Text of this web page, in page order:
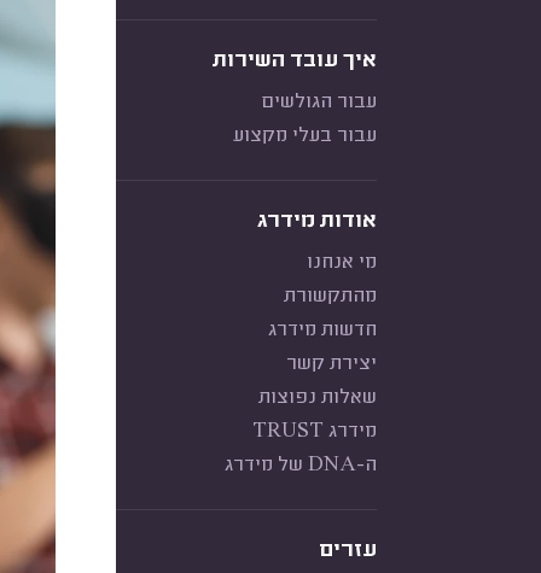
איך עובד השירות
עבור הגולשים
עבור בעלי מקצוע
אודות מידרג
מי אנחנו
מהתקשורת
חדשות מידרג
יצירת קשר
שאלות נפוצות
מידרג TRUST
ה-DNA של מידרג
עזרים